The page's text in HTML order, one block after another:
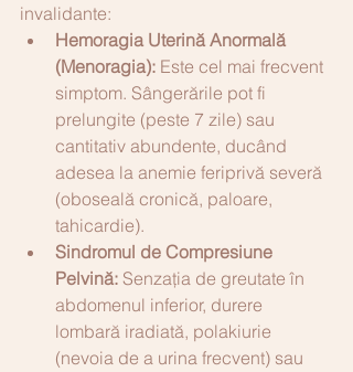
invalidante:
Hemoragia Uterină Anormală
(Menoragia): Este cel mai frecvent
simptom. Sângerările pot fi
prelungite (peste 7 zile) sau
cantitativ abundente, ducând
adesea la anemie feriprivă severă
(oboseală cronică, paloare,
tahicardie).
Sindromul de Compresiune
Pelvină: Senzația de greutate în
abdomenul inferior, durere
lombară iradiată, polakiurie
(nevoia de a urina frecvent) sau